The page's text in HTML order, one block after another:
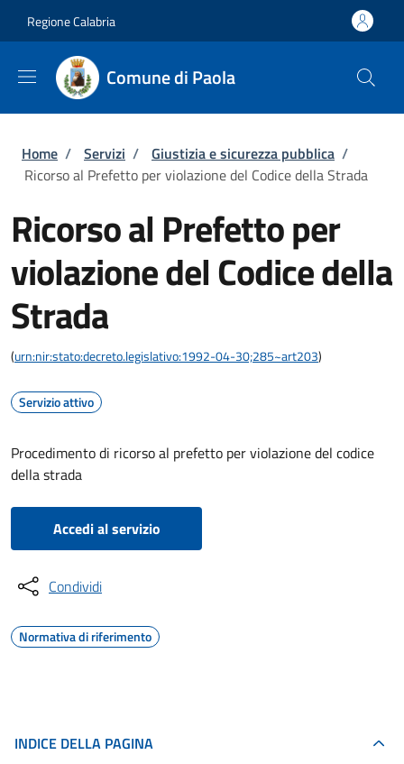
Regione Calabria
Comune di Paola
Briciole di pane
Home / Servizi / Giustizia e sicurezza pubblica /
Ricorso al Prefetto per violazione del Codice della Strada
Ricorso al Prefetto per
violazione del Codice della
Strada
(urn:nir:stato:decreto.legislativo:1992-04-30;285~art203)
Servizio attivo
Procedimento di ricorso al prefetto per violazione del codice
della strada
Accedi al servizio
Condividi
Normativa di riferimento
INDICE DELLA PAGINA